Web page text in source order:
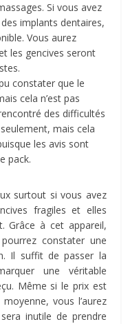
Si vous avez
implants dentaires,
Vous aurez
les gencives seront
constater que le
cela n’est pas
des difficultés
mais cela
les avis sont
pack.
surtout si vous avez
fragiles et elles
Grâce à cet appareil,
constater une
Il suffit de passer la
une véritable
Même si le prix est
vous l’aurez
inutile de prendre